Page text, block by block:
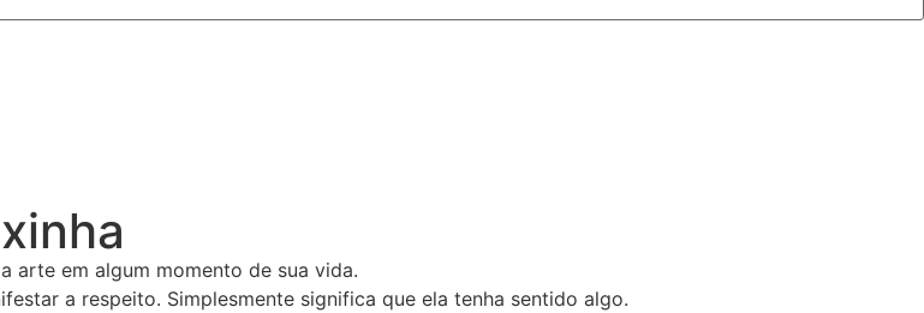
arte em algum momento de sua vida.
a respeito. Simplesmente significa que ela tenha sentido algo.